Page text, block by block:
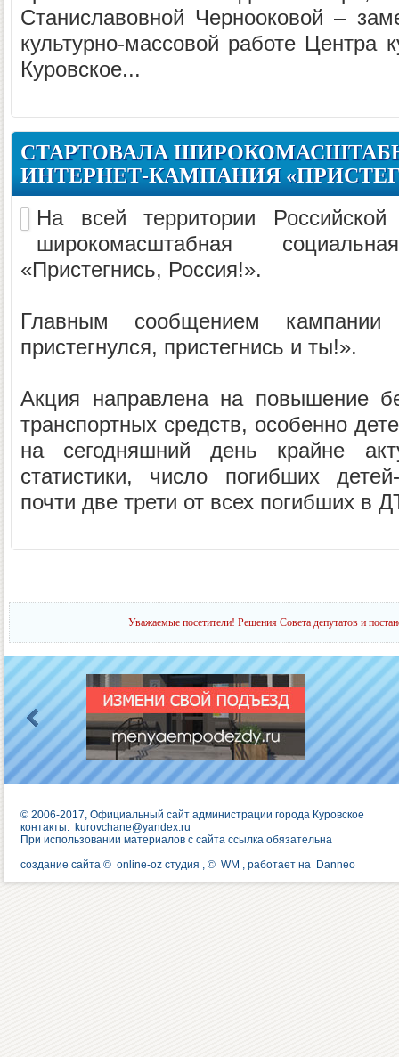
Станиславовной Чернооковой –
культурно-массовой работе Центра
Куровское...
СТАРТОВАЛА
ИНТЕРНЕТ-КАМПАНИЯ
На всей территории Российской
широкомасштабная
«Пристегнись, Россия!».
Главным сообщением
пристегнулся, пристегнись и ты!».
Акция направлена на повышение
транспортных средств, особенно
на сегодняшний день крайне
статистики, число погибших
почти две трети от всех погибших в
Уважаемые посетители! Решения Совета депутатов и
© 2006-2017, Официальный сайт администрации города Куровское
контакты: kurovchane@yandex.ru
При использовании материалов с сайта ссылка обязательна
создание сайта © online-oz студия , © WM , работает на Danneo